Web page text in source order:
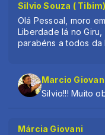
Silvio Souza ( Tibim)
Olá Pessoal, moro
Liberdade lá no
parabéns a todos da
Marcio
Silvio!!! Muito
Márcia Giovani